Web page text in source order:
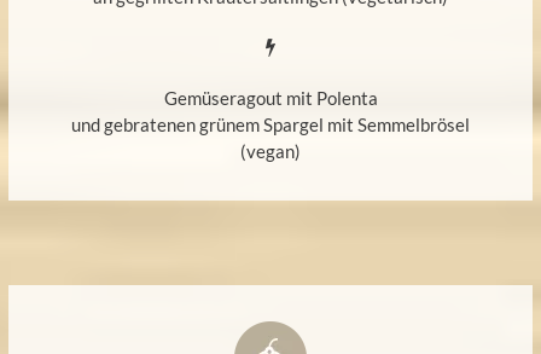
Gemüseragout mit Polenta
und gebratenen grünem Spargel mit Semmelbrösel
(vegan)